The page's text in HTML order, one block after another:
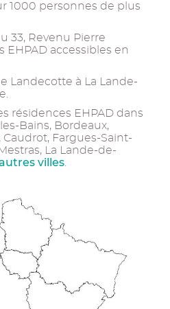
1000 personnes de plus
33, Revenu Pierre
EHPAD accessibles en
Landecotte à La Lande-
résidences EHPAD dans
Bains, Bordeaux,
Fargues-Saint-
La Lande-de-
villes